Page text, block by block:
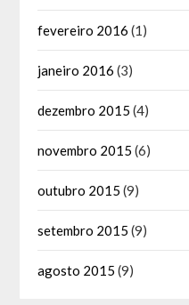
fevereiro 2016 (1)
janeiro 2016 (3)
dezembro 2015 (4)
novembro 2015 (6)
outubro 2015 (9)
setembro 2015 (9)
agosto 2015 (9)